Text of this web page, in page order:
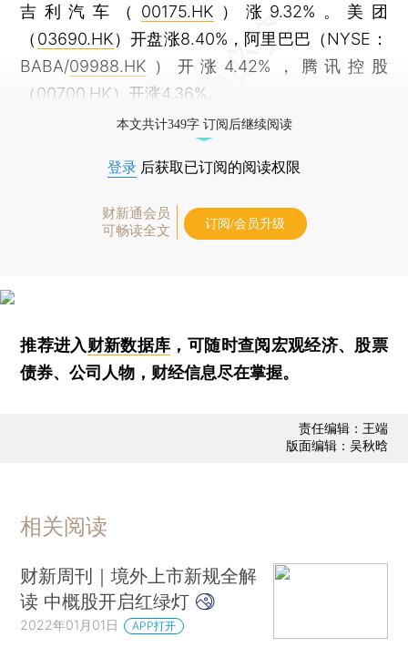
吉利汽车（ 00175.HK ）涨9.32%。美团
（ 03690.HK）开盘涨8.40%，阿里巴巴（NYSE：
BABA/09988.HK ）开涨4.42%，腾讯控股
（00700.HK）开涨4.36%。
本文共计349字 订阅后继续阅读
登录 后获取已订阅的阅读权限
财新通会员
可畅读全文
订阅/会员升级
推荐进入财新数据库 ，可随时查阅宏观经济、股票
债券、公司人物，财经信息尽在掌握。
责任编辑：王端
版面编辑：吴秋晗
相关阅读
财新周刊｜境外上市新规全解
读 中概股开启红绿灯
2022年01月01日 APP打开